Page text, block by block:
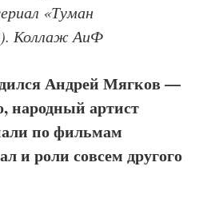
«Туман
Коллаж АиФ
Андрей Мягков —
народный артист
по фильмам
и роли совсем другого